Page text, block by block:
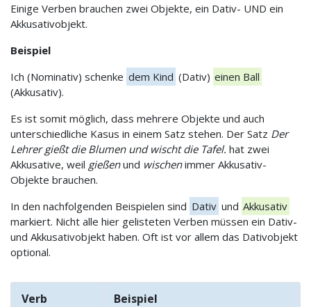
Einige Verben brauchen zwei Objekte, ein Dativ- UND ein
Akkusativobjekt.
Beispiel
Ich (Nominativ) schenke dem Kind (Dativ) einen Ball
(Akkusativ).
Es ist somit möglich, dass mehrere Objekte und auch
unterschiedliche Kasus in einem Satz stehen. Der Satz Der
Lehrer gießt die Blumen und wischt die Tafel. hat zwei
Akkusative, weil gießenund wischenimmer Akkusativ-
Objekte brauchen.
In den nachfolgenden Beispielen sind Dativ und Akkusativ
markiert. Nicht alle hier gelisteten Verben müssen ein Dativ-
und Akkusativobjekt haben. Oft ist vor allem das Dativobjekt
optional.
Verb Beispiel